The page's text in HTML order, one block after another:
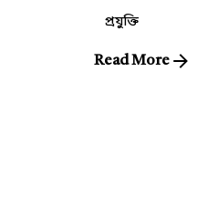
প্রযুক্তি
Read More